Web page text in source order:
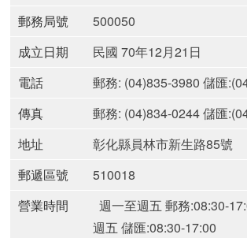
郵務局號
500050
成立日期
民國 70年12月21日
電話
郵務: (04)835-3980 儲匯
傳真
郵務: (04)834-0244 儲匯
地址
彰化縣員林市新生路85號
郵遞區號
510018
營業時間
週一至週五 郵務:08:30-
週五 儲匯:08:30-17:00